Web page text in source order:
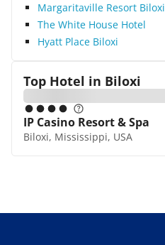
Margaritaville Resort Biloxi
The White House Hotel
Hyatt Place Biloxi
Top Hotel in Biloxi
IP Casino Resort & Spa
Biloxi, Mississippi, USA